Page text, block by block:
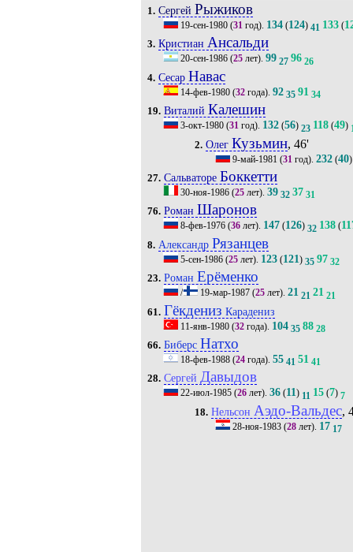
1. Сергей Рыжиков
19-сен-1980(31год). 134(124) 41 133(
3. Кристиан Ансальди
20-сен-1986(25лет). 99 27 96 26
4. Сесар Навас
14-фев-1980(32года). 92 35 91 34
19. Виталий Калешин
3-окт-1980(31год). 132(56) 23 118(49)
2. Олег Кузьмин, 46'
9-май-1981 (31 год).232 (40)
27. Сальваторе Боккетти
30-ноя-1986(25лет). 39 32 37 31
76. Роман Шаронов
8-фев-1976(36лет). 147(126) 32 138(
8. Александр Рязанцев
5-сен-1986(25лет). 123(121) 35 97 32
23. Роман Ерёменко
/ 19-мар-1987(25лет). 21 21 21 21
61. Гёкдениз Карадениз
11-янв-1980(32года). 104 35 88 28
66. Биберс Натхо
18-фев-1988(24года). 55 41 51 41
28. Сергей Давыдов
22-июл-1985(26лет). 36(11) 11 15(7) 7
18. Нельсон Аэдо-Вальдес,
28-ноя-1983 (28 лет). 17 17